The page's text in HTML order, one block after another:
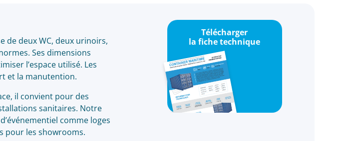
de deux WC, deux urinoirs,
Ses dimensions
l’espace utilisé. Les
et la manutention.
il convient pour des
sanitaires. Notre
comme loges
pour les showrooms.
Télécharger
la fiche technique